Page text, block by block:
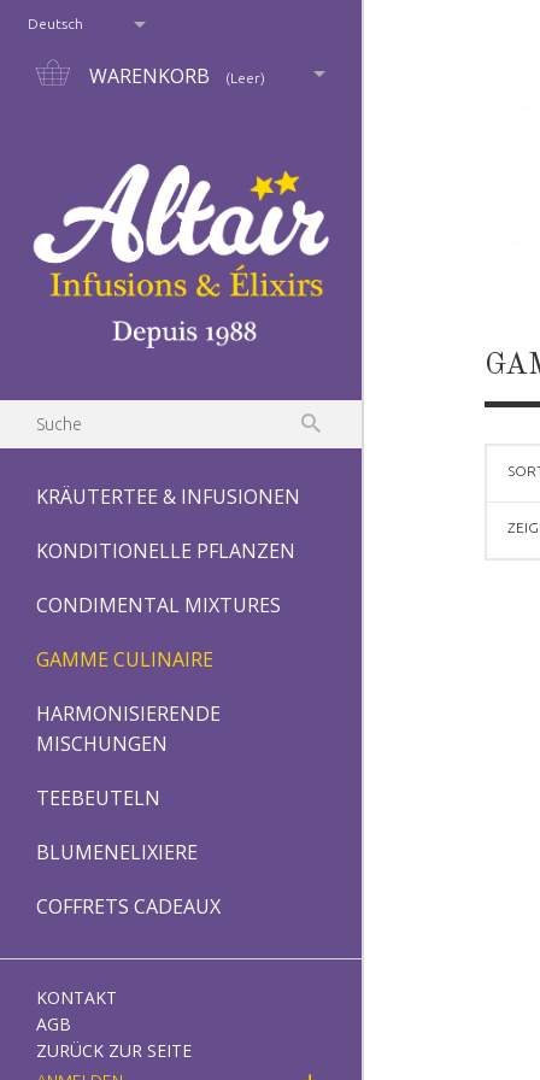
Deutsch
WARENKORB (Leer)
KRÄUTERTEE & INFUSIONEN
KONDITIONELLE PFLANZEN
CONDIMENTAL MIXTURES
GAMME CULINAIRE
HARMONISIERENDE
MISCHUNGEN
TEEBEUTELN
BLUMENELIXIERE
COFFRETS CADEAUX
KONTAKT
AGB
ZURÜCK ZUR SEITE